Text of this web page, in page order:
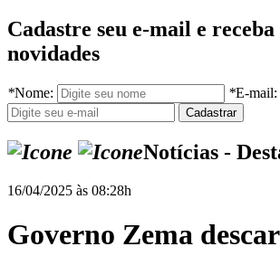
Cadastre seu e-mail e receba
novidades
*Nome: *E-mail:
Notícias -
16/04/2025 às 08:28h
Governo Zema